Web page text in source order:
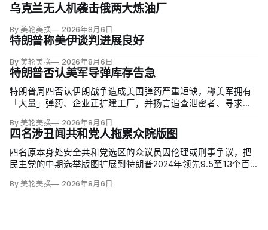
乌克兰无人机袭击俄两大炼油厂
By 美轮美换 2026年8月6日
特朗普称美伊谈判进展良好
By 美轮美换 2026年8月6日
特朗普否认美军导弹库存告急
特朗普周四否认伊朗战争造成美国弹药严重短缺，称美军拥有
「大量」弹药、企业正扩建工厂，并扬言追查泄密者、寻求长
动」中几乎耗尽全球陆军战术导弹系统（ATACMS）与精确打
击导弹库存，爱国者和末段高空区域防御系统（THAAD）拦
截…
By 美轮美换 2026年8月6日
四名涉丑闻共和党人拖累众院版图
四名原本身处安全共和党选区的众议员因伦理或刑事争议，把
民主党的中期选举版图扩展到特朗普2024年领先9.5至13个百
道德委员会认定性骚扰女助理后退选，其选区已被列为胜负难
By 美轮美换 2026年8月6日